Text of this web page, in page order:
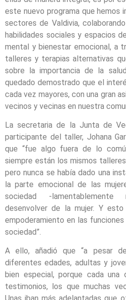
este nuevo programa que hemos
sectores de Valdivia,
habilidades sociales y espacios
mental y bienestar emocional, a
talleres y terapias alternativas
sobre la importancia de la
quedado demostrado que el
cada vez mayores, con una gran
vecinos y vecinas en nuestra
La secretaria de la Junta de
participante del taller, Johana
que “fue algo fuera de lo
siempre están los mismos
pero nunca se había dado una
la parte emocional de las
sociedad -
desenvolver de la mujer. Y
empoderamiento en las
sociedad”.
A ello, añadió que “a pesar
diferentes edades, adultas y
bien especial, porque cada
testimonios, los que muchas